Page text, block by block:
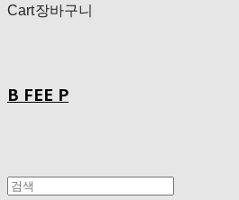
Cart장바구니
B FEE P